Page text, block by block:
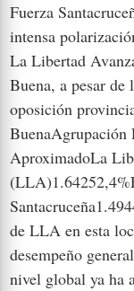
Fuerza
intensa
La Libertad
Buena, a pesar
oposición
BuenaAgrupación
AproximadoLa
de LLA en esta
desempeño
nivel global ya ha